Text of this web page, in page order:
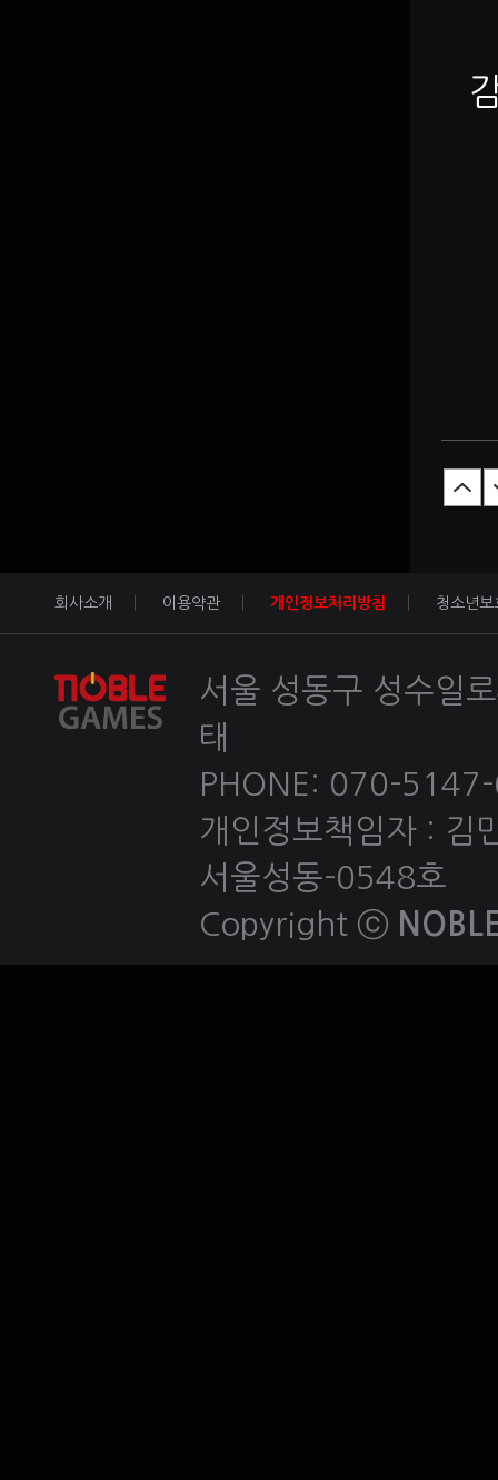
회사소개 이용약관 개인정보처리방침 청소년보
서울 성동구 성수일
태
PHONE: 070-
개인정보책임자 :
서울성동-0548호
Copyright ⓒ